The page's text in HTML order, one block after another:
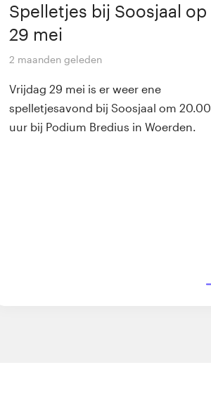
Spelletjes bij Soosjaal op
29 mei
2 maanden geleden
Vrijdag 29 mei is er weer ene
spelletjesavond bij Soosjaal om 20.00
uur bij Podium Bredius in Woerden.